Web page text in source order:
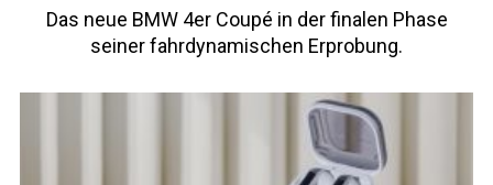
Das neue BMW 4er Coupé in der finalen Phase
seiner fahrdynamischen Erprobung.